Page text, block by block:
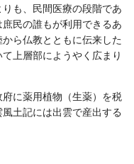
も、民間医療の段階であ
民の誰もが利用できるあ
ら仏教とともに伝来した
上層部にようやく広まり
に薬用植物（生薬）を税
土記には出雲で産出する